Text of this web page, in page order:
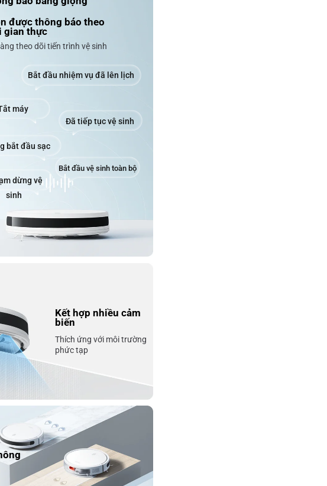
được thông báo theo
gian thực
theo dõi tiến trình vệ sinh
Bắt đầu nhiệm vụ đã lên lịch
máy
Đã tiếp tục vệ sinh
bắt đầu sạc
dừng vệ
sinh
Bắt đầu vệ sinh toàn bộ
Kết hợp nhiều cảm
biến
Thích ứng với môi trường
phức tạp